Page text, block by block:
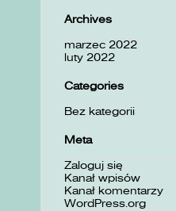
Archives
marzec 2022
luty 2022
Categories
Bez kategorii
Meta
Zaloguj się
Kanał wpisów
Kanał komentarzy
WordPress.org